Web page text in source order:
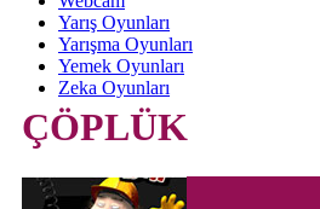
Yarış Oyunları
Yarışma Oyunları
Yemek Oyunları
Zeka Oyunları
ÇÖPLÜK